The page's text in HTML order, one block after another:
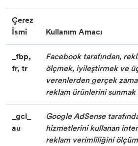
Çerez
İsmi
Kullanım Amacı
_fbp,
fr, tr
Facebook tarafından,
ölçmek, iyileştirmek ve
verenlerden gerçek
reklam ürünlerini sunmak
_gcl_
au
Google AdSense
hizmetlerini kullanan
reklam verimliliğini